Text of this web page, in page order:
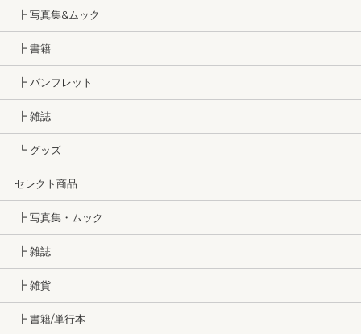
┣ 写真集&ムック
┣ 書籍
┣ パンフレット
┣ 雑誌
┗ グッズ
セレクト商品
┣ 写真集・ムック
┣ 雑誌
┣ 雑貨
┣ 書籍/単行本